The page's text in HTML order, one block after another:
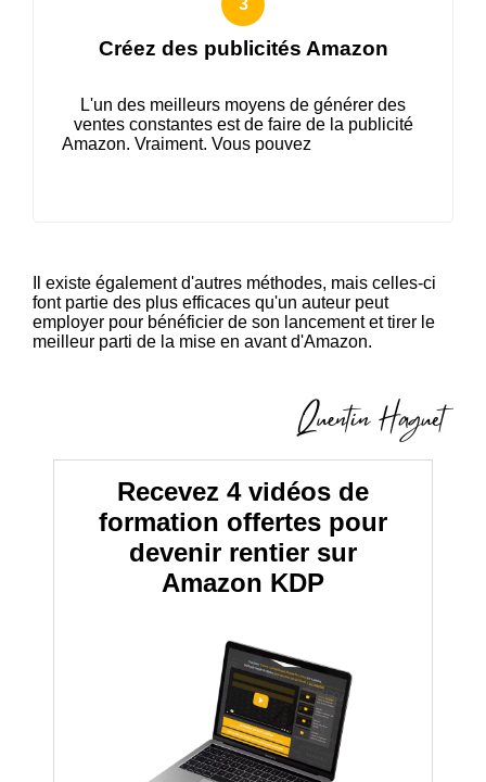
Créez des publicités Amazon
L'un des meilleurs moyens de générer des
ventes constantes est de faire de la publicité
Amazon. Vraiment. Vous pouvez
Il existe également d'autres méthodes, mais celles-ci
font partie des plus efficaces qu'un auteur peut
employer pour bénéficier de son lancement et tirer le
meilleur parti de la mise en avant d'Amazon.
Recevez 4 vidéos de
formation offertes pour
devenir rentier sur
Amazon KDP